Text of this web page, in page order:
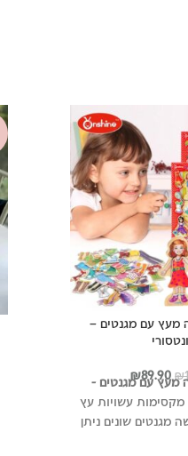
עם מגנטים –
₪ המחיר
המקורי
היה:
₪149.90.
₪89.90
המחיר
הנוכחי
הוא:
₪89.90.
עם מגנטים -
מקסימות עשויות עץ
מגנטים שונים ניתן